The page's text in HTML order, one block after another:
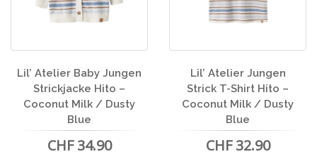
Lil’ Atelier Baby Jungen
Strickjacke Hito –
Coconut Milk / Dusty
Blue
CHF 34.90
Lil’ Atelier Jungen
Strick T-Shirt Hito –
Coconut Milk / Dusty
Blue
CHF 32.90